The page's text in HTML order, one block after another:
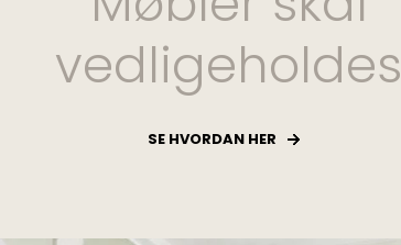
vedligeholdes
SE HVORDAN HER